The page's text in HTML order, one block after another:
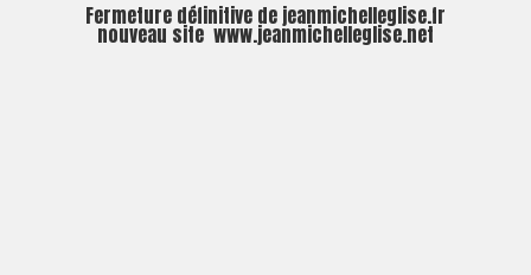
Fermeture définitive de jeanmichelleglise.fr
nouveau site www.jeanmichelleglise.net